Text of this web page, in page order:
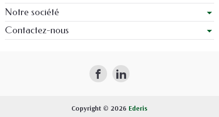
Notre société
Contactez-nous
Copyright © 2026 Ederis